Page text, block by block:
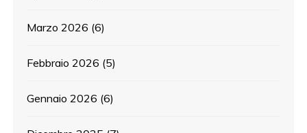
Marzo 2026 (6)
Febbraio 2026 (5)
Gennaio 2026 (6)